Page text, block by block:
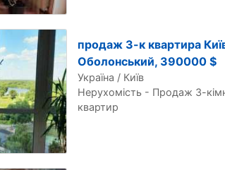
продаж 3-к квартира
Оболонський, 390000 $
Україна / Київ
Нерухомість - Продаж 3-
квартир